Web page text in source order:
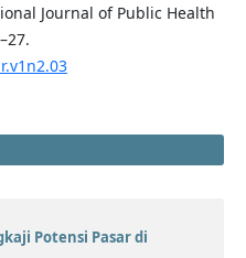
Journal of Public Health
Potensi Pasar di